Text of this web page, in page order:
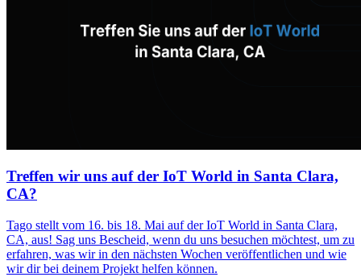
Treffen wir uns auf der IoT World in Santa Clara,
CA?
Tago stellt vom 16. bis 18. Mai auf der IoT World in Santa Clara,
CA, aus! Sag uns Bescheid, wenn du uns besuchen möchtest, um zu
erfahren, was wir in den nächsten Wochen veröffentlichen und wie
wir dir bei deinem Projekt helfen können.